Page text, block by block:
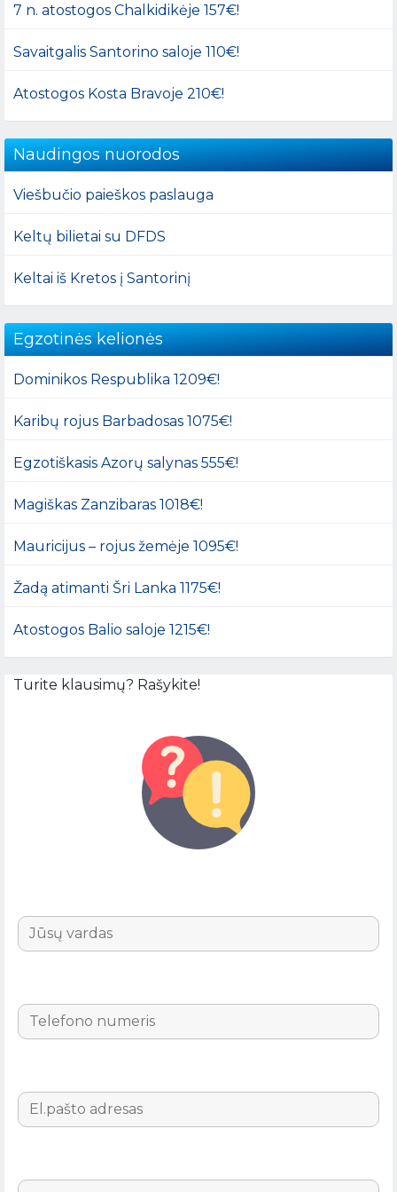
7 n. atostogos Chalkidikėje 157€!
Savaitgalis Santorino saloje 110€!
Atostogos Kosta Bravoje 210€!
Naudingos nuorodos
Viešbučio paieškos paslauga
Keltų bilietai su DFDS
Keltai iš Kretos į Santorinį
Egzotinės kelionės
Dominikos Respublika 1209€!
Karibų rojus Barbadosas 1075€!
Egzotiškasis Azorų salynas 555€!
Magiškas Zanzibaras 1018€!
Mauricijus – rojus žemėje 1095€!
Žadą atimanti Šri Lanka 1175€!
Atostogos Balio saloje 1215€!
Turite klausimų? Rašykite!